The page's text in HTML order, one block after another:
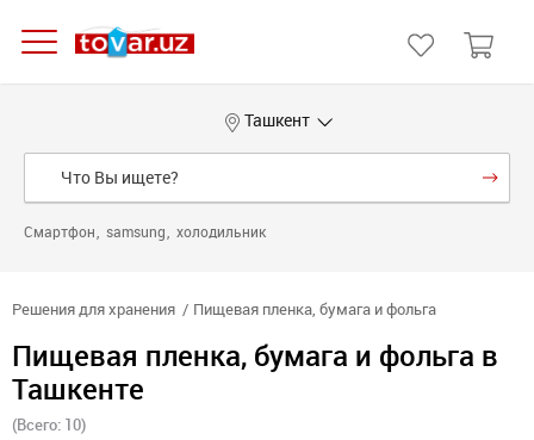
Ташкент
Смартфон samsung холодильник
Решения для хранения Пищевая пленка, бумага и фольга
Пищевая пленка, бумага и фольга в
Ташкенте
(Всего: 10)